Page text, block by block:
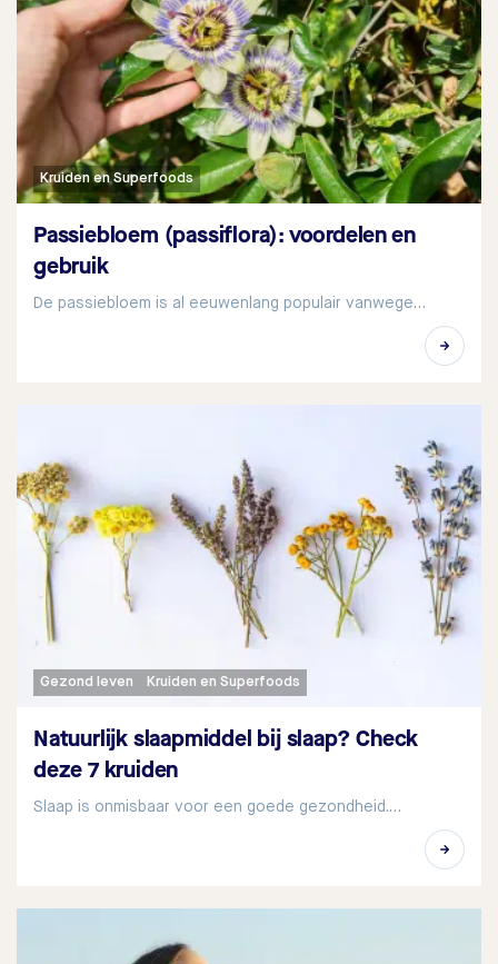
Kruiden en Superfoods
Passiebloem (passiflora): voordelen en
gebruik
De passiebloem is al eeuwenlang populair vanwege…
Gezond leven Kruiden en Superfoods
Natuurlijk slaapmiddel bij slaap? Check
deze 7 kruiden
Slaap is onmisbaar voor een goede gezondheid.…